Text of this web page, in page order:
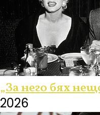
„За него бях
2026